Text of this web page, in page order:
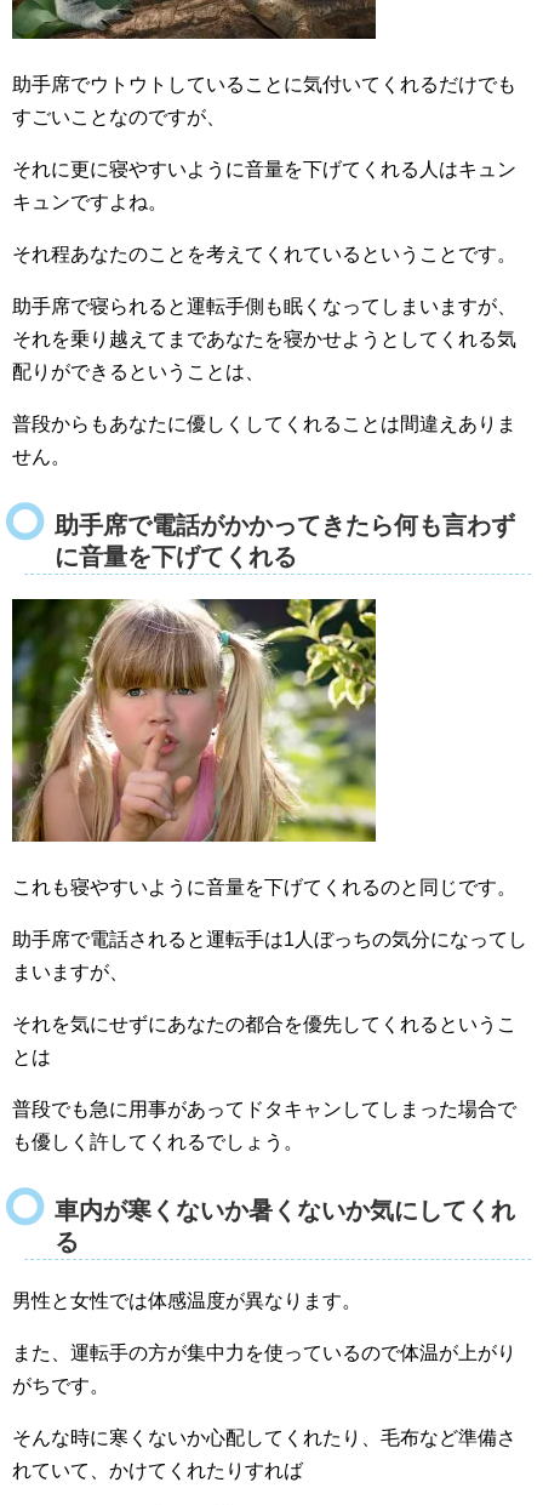
助手席でウトウトしていることに気付いてくれるだけでも
すごいことなのですが、
それに更に寝やすいように音量を下げてくれる人はキュン
キュンですよね。
それ程あなたのことを考えてくれているということです。
助手席で寝られると運転手側も眠くなってしまいますが、
それを乗り越えてまであなたを寝かせようとしてくれる気
配りができるということは、
普段からもあなたに優しくしてくれることは間違えありま
せん。
助手席で電話がかかってきたら何も言わず
に音量を下げてくれる
これも寝やすいように音量を下げてくれるのと同じです。
助手席で電話されると運転手は1人ぼっちの気分になってし
まいますが、
それを気にせずにあなたの都合を優先してくれるというこ
とは
普段でも急に用事があってドタキャンしてしまった場合で
も優しく許してくれるでしょう。
車内が寒くないか暑くないか気にしてくれ
る
男性と女性では体感温度が異なります。
また、運転手の方が集中力を使っているので体温が上がり
がちです。
そんな時に寒くないか心配してくれたり、毛布など準備さ
れていて、かけてくれたりすれば